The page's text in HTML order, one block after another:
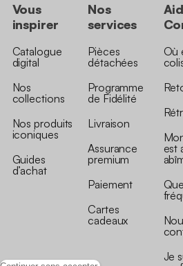
Vous
inspirer
Catalogue
digital
Nos
collections
Nos produits
iconiques
Guides
d’achat
Nos
services
Pièces
détachées
Programme
de Fidélité
Livraison
Assurance
premium
Paiement
Cartes
cadeaux
Où
est
Je